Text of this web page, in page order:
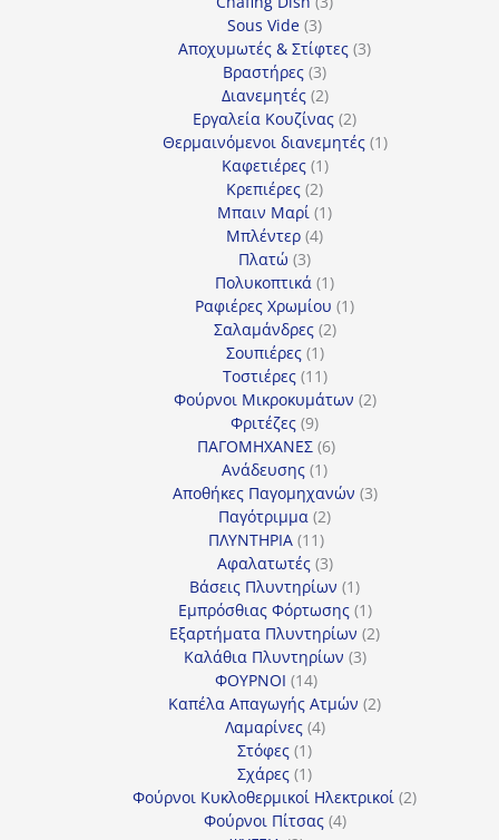
Sous Vide 33
προϊόντα
Αποχυμωτές & Στίφτες 33
Βραστήρες 33
προϊόντα
Διανεμητές 22
προϊόντα
Εργαλεία Κουζίνας 22
προϊόντα
Θερμαινόμενοι διανεμητές 11
Καφετιέρες 11
προϊόν
Κρεπιέρες 22
προϊόντα
Μπαιν Μαρί 11
Μπλέντερ 44
Πλατώ 33
προϊόντα
Πολυκοπτικά 11
προϊόν
Ραφιέρες Χρωμίου 11
Σαλαμάνδρες 22
Σουπιέρες 11
προϊόν
Τοστιέρες 1111
προϊόντα
Φούρνοι Μικροκυμάτων 22
Φριτέζες 99
προϊόντα
ΠΑΓΟΜΗΧΑΝΕΣ 66
Ανάδευσης 11
προϊόν
Αποθήκες Παγομηχανών 33
Παγότριμμα 22
ΠΛΥΝΤΗΡΙΑ 1111
προϊόντα
Αφαλατωτές 33
προϊόντα
Βάσεις Πλυντηρίων 11
προϊόν
Εμπρόσθιας Φόρτωσης 11
προϊόν
Εξαρτήματα Πλυντηρίων 22
Καλάθια Πλυντηρίων 33
ΦΟΥΡΝΟΙ 1414
προϊόντα
Καπέλα Απαγωγής Ατμών 22
Λαμαρίνες 44
Στόφες 11
προϊόν
Σχάρες 11
προϊόν
Φούρνοι Κυκλοθερμικοί Ηλεκτρικοί 22
Φούρνοι Πίτσας 44